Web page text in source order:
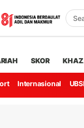
SKOR
Internasional UBSI